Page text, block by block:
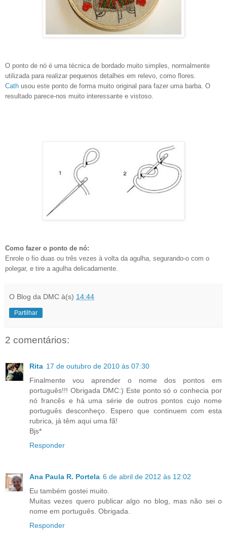
O ponto de nó é uma técnica de bordado muito simples, normalmente
utilizada para realizar pequenos detalhes em relevo, como flores.
Cath usou este ponto de forma muito original para fazer uma barba. O
resultado parece-nos muito interessante e vistoso.
Como fazer o ponto de nó:
Enrole o fio duas ou três vezes à volta da agulha, segurando-o com o
polegar, e tire a agulha delicadamente.
O Blog da DMC à(s) 14:44
Partilhar
2 comentários:
Rita 17 de outubro de 2010 às 07:30
Finalmente vou aprender o nome dos pontos em
português!!! Obrigada DMC:) Este ponto só o conhecia por
nó francês e há uma série de outros pontos cujo nome
português desconheço. Espero que continuem com esta
rubrica, já têm aqui uma fã!
Bjs*
Responder
Ana Paula R. Portela 6 de abril de 2012 às 12:02
Eu também gostei muito.
Muitas vezes quero publicar algo no blog, mas não sei o
nome em português. Obrigada.
Responder